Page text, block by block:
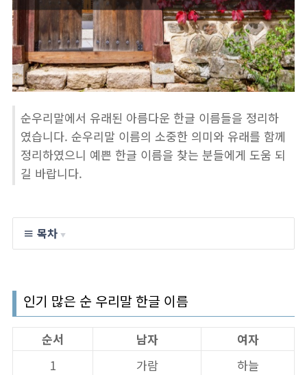
순우리말에서 유래된 아름다운 한글 이름들을 정리하
였습니다. 순우리말 이름의 소중한 의미와 유래를 함께
정리하였으니 예쁜 한글 이름을 찾는 분들에게 도움 되
길 바랍니다.
≡ 목차 ▼
인기 많은 순 우리말 한글 이름
순서 남자
여자
1
가람
하늘